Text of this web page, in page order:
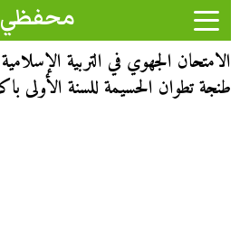
محفظي
الامتحان الجهوي في التربية
طنجة تطوان الحسيمة للسنة الأولى